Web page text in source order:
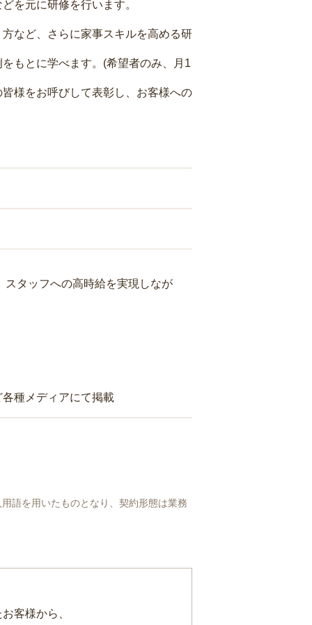
を元に研修を行います。
など、さらに家事スキルを高める研
もとに学べます。(希望者のみ、月1
様をお呼びして表彰し、お客様への
タッフへの高時給を実現しなが
種メディアにて掲載
語を用いたものとなり、契約形態は業務
客様から、